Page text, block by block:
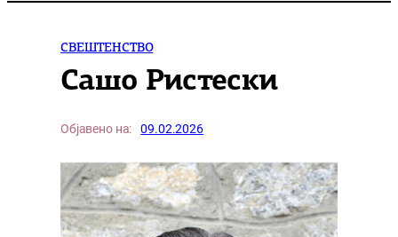
a
СВЕШТЕНСТВО
Сашо Ристески
Објавено на: 09.02.2026